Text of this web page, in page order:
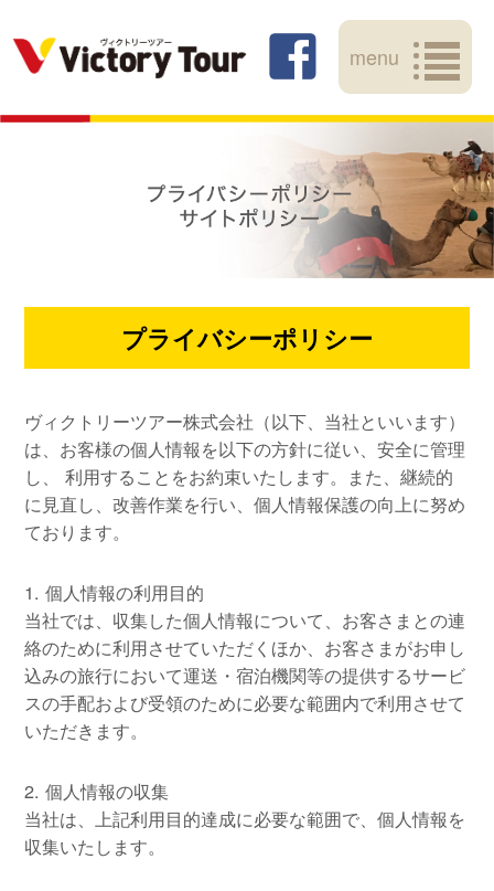
menu
プライバシーポリシー
ヴィクトリーツアー株式会社（以下、当社といいます）
は、お客様の個人情報を以下の方針に従い、安全に管理
し、
利用することをお約束いたします。また、継続的
に見直し、改善作業を行い、個人情報保護の向上に努め
ております。
1. 個人情報の利用目的
当社では、収集した個人情報について、お客さまとの連
絡のために利用させていただくほか、お客さまがお申し
込みの旅行において運送・宿泊機関等の提供するサービ
スの手配および受領のために必要な範囲内で利用させて
いただきます。
2. 個人情報の収集
当社は、上記利用目的達成に必要な範囲で、個人情報を
収集いたします。